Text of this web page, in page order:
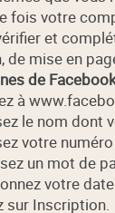
fois votre
et
de mise en
de
à
le nom dont
votre
un mot de
votre
sur Inscription.